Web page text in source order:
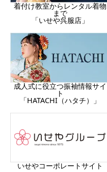
着付け教室からレンタル着物
まで
「いせや呉服店」
成人式に役立つ振袖情報サイ
ト
「HATACHI（ハタチ）」
いせやコーポレートサイト